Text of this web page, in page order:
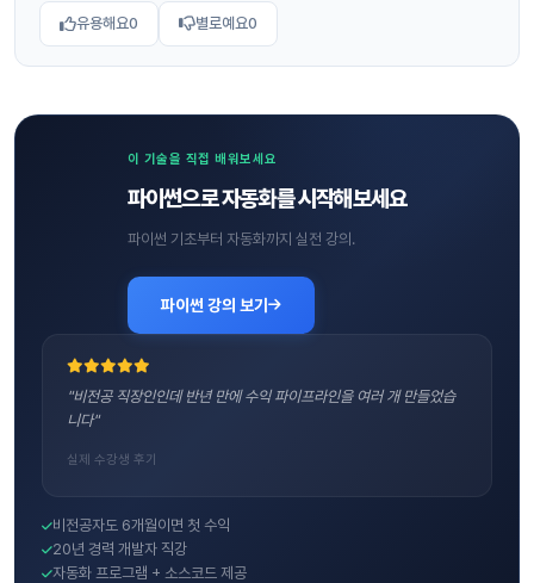
유용해요0 별로예요0
이 기술을 직접 배워보세요
파이썬으로 자동화를 시작해보세요
파이썬 기초부터 자동화까지 실전 강의.
파이썬 강의 보기
"비전공 직장인인데 반년 만에 수익 파이프라인을 여러 개 만들었습
니다"
실제 수강생 후기
비전공자도 6개월이면 첫 수익
20년 경력 개발자 직강
자동화 프로그램 + 소스코드 제공